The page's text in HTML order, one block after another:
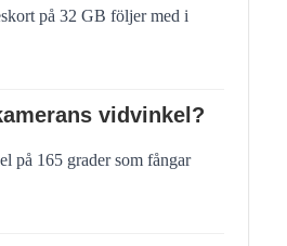
på 32 GB följer med i
vidvinkel?
på 165 grader som fångar